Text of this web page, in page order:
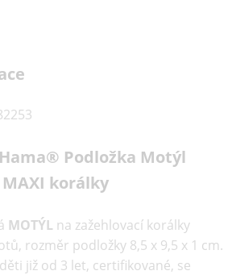
Podložka Motýl
MAXI korálky
MOTÝL na zažehlovací korálky
rozměr podložky 8,5 x 9,5 x 1 cm.
již od 3 let, certifikované, se